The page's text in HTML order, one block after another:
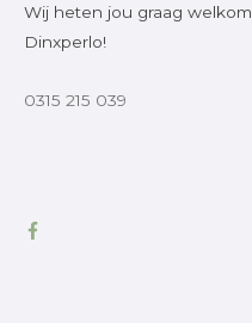
Wij heten jou graag
Dinxperlo!
0315 215 039